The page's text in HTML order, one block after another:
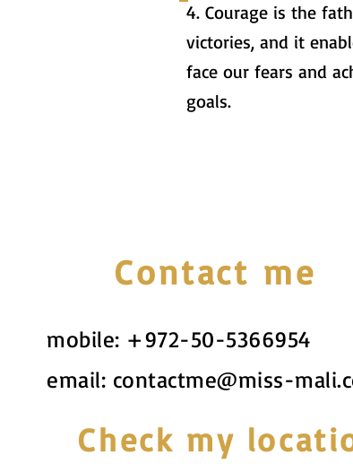
4. Courage is the
victories, and it
face our fears and
goals.
Contact me
mobile: +972-50-5366954
email: contactme@miss-
Check my